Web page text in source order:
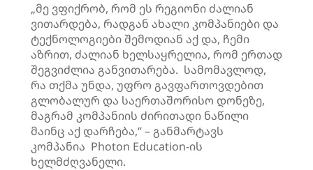
„მე ვფიქრობ, რომ ეს რეგიონი ძალიან
ვითარდება, რადგან ახალი კომპანიები და
ტექნოლოგიები შემოდიან აქ და, ჩემი
აზრით, ძალიან ხელსაყრელია, რომ ერთად
შეგვიძლია განვითარება. სამომავლოდ,
რა თქმა უნდა, უფრო გავფართოვდებით
გლობალურ და საერთაშორისო დონეზე,
მაგრამ კომპანიის ძირითადი ნაწილი
მაინც აქ დარჩება,“ – განმარტავს
კომპანია Photon Education-ის
ხელმძღვანელი.